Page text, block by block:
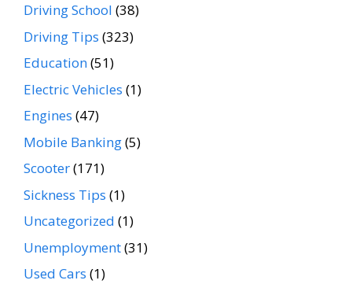
Driving School (38)
Driving Tips (323)
Education(51)
Electric Vehicles (1)
Engines (47)
Mobile Banking(5)
Scooter(171)
Sickness Tips (1)
Uncategorized (1)
Unemployment(31)
Used Cars (1)